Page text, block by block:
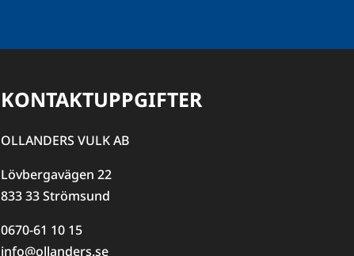
KONTAKTUPPGIFTER
OLLANDERS VULK AB
Lövbergavägen 22
833 33 Strömsund
0670-61 10 15
info@ollanders.se